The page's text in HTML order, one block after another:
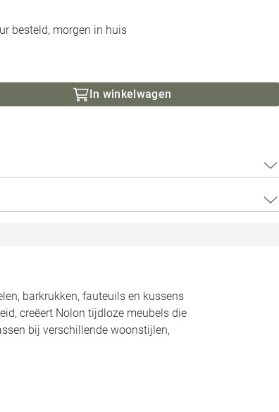
Loods 5
Alle
besteld, morgen in huis
In winkelwagen
barkrukken, fauteuils en kussens
creëert Nolon tijdloze meubels die
bij verschillende woonstijlen,